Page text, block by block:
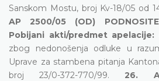
Sanskom Mostu, broj Kv-18/05 od
AP 2500/05 (OD)
Pobijani akti/predmet apelacije:
zbog nedonošenja odluke u
Uprave za stambena pitanja
broj 23/0-372-770/99.26.